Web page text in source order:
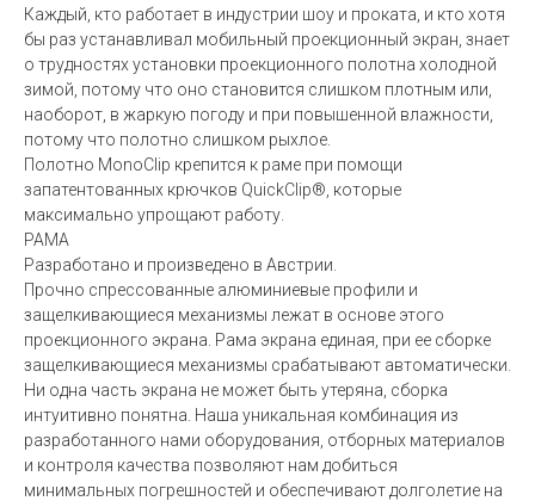
Каждый, кто работает в индустрии шоу и проката, и кто хотя
бы раз устанавливал мобильный проекционный экран, знает
о трудностях установки проекционного полотна холодной
зимой, потому что оно становится слишком плотным или,
наоборот, в жаркую погоду и при повышенной влажности,
потому что полотно слишком рыхлое.
Полотно MonoClip крепится к раме при помощи
запатентованных крючков QuickClip®, которые
максимально упрощают работу.
РАМА
Разработано и произведено в Австрии.
Прочно спрессованные алюминиевые профили и
защелкивающиеся механизмы лежат в основе этого
проекционного экрана. Рама экрана единая, при ее сборке
защелкивающиеся механизмы срабатывают автоматически.
Ни одна часть экрана не может быть утеряна, сборка
интуитивно понятна. Наша уникальная комбинация из
разработанного нами оборудования, отборных материалов
и контроля качества позволяют нам добиться
минимальных погрешностей и обеспечивают долголетие на